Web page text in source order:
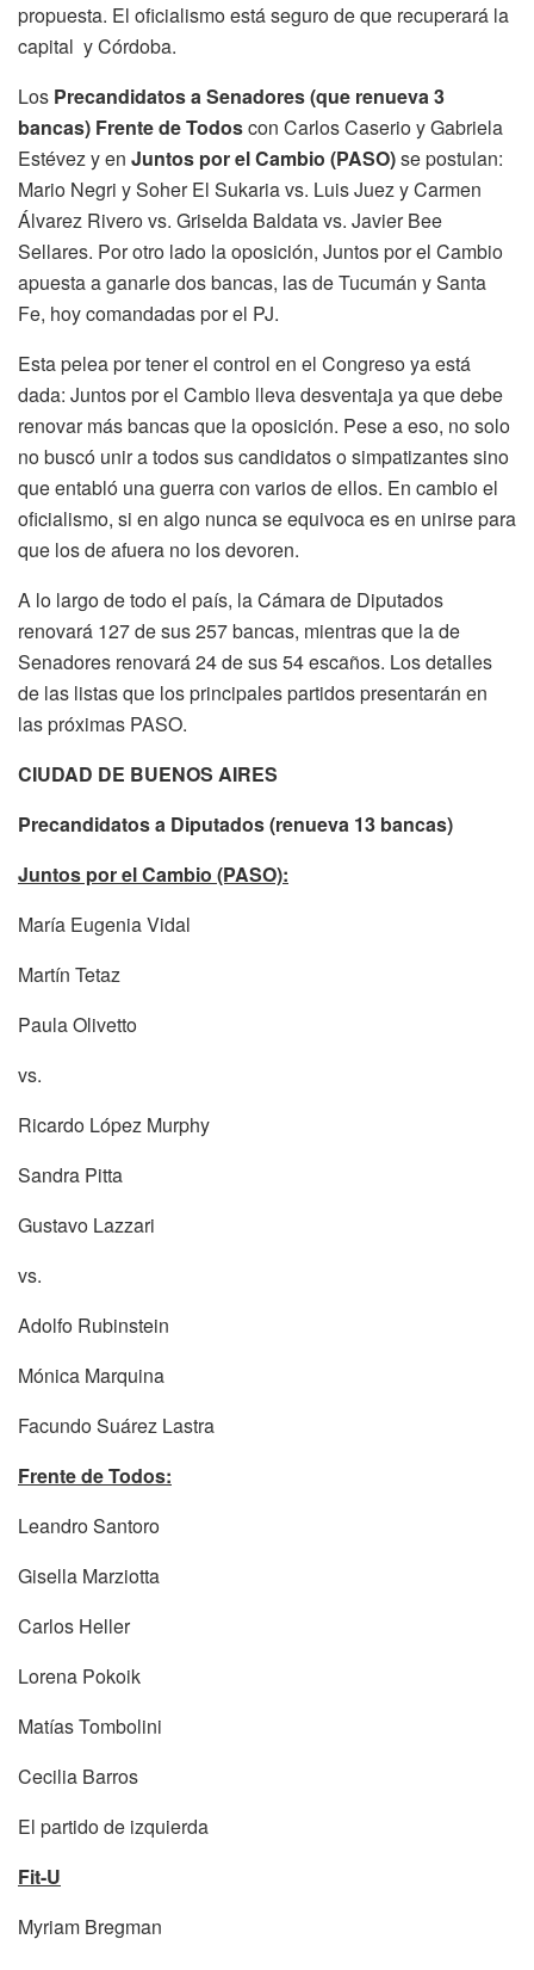
propuesta. El oficialismo está seguro de que recuperará la
capital y Córdoba.
Los Precandidatos a Senadores (que renueva 3
bancas) Frente de Todoscon Carlos Caserio y Gabriela
Estévez y en Juntos por el Cambio (PASO)se postulan:
Mario Negri y Soher El Sukaria vs. Luis Juez y Carmen
Álvarez Rivero vs. Griselda Baldata vs. Javier Bee
Sellares. Por otro lado la oposición, Juntos por el Cambio
apuesta a ganarle dos bancas, las de Tucumán y Santa
Fe, hoy comandadas por el PJ.
Esta pelea por tener el control en el Congreso ya está
dada: Juntos por el Cambio lleva desventaja ya que debe
renovar más bancas que la oposición. Pese a eso, no solo
no buscó unir a todos sus candidatos o simpatizantes sino
que entabló una guerra con varios de ellos. En cambio el
oficialismo, si en algo nunca se equivoca es en unirse para
que los de afuera no los devoren.
A lo largo de todo el país, la Cámara de Diputados
renovará 127 de sus 257 bancas, mientras que la de
Senadores renovará 24 de sus 54 escaños. Los detalles
de las listas que los principales partidos presentarán en
las próximas PASO.
CIUDAD DE BUENOS AIRES
Precandidatos a Diputados (renueva 13 bancas)
Juntos por el Cambio (PASO):
María Eugenia Vidal
Martín Tetaz
Paula Olivetto
vs.
Ricardo López Murphy
Sandra Pitta
Gustavo Lazzari
vs.
Adolfo Rubinstein
Mónica Marquina
Facundo Suárez Lastra
Frente de Todos:
Leandro Santoro
Gisella Marziotta
Carlos Heller
Lorena Pokoik
Matías Tombolini
Cecilia Barros
El partido de izquierda
Fit-U
Myriam Bregman